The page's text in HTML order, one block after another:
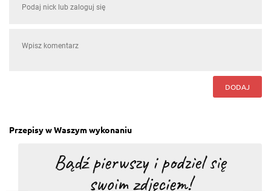
DODAJ
Przepisy w Waszym wykonaniu